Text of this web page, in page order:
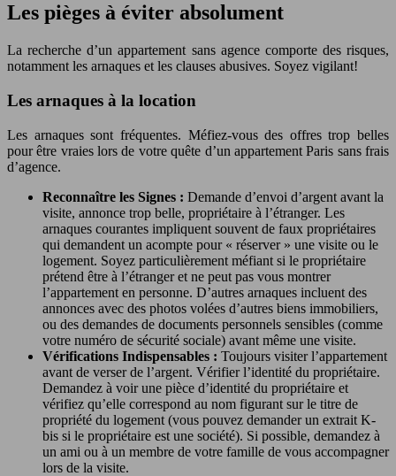
Les pièges à éviter absolument
La recherche d’un appartement sans agence comporte des risques,
notamment les arnaques et les clauses abusives. Soyez vigilant!
Les arnaques à la location
Les arnaques sont fréquentes. Méfiez-vous des offres trop belles
pour être vraies lors de votre quête d’un appartement Paris sans frais
d’agence.
Reconnaître les Signes : Demande d’envoi d’argent avant la
visite, annonce trop belle, propriétaire à l’étranger. Les
arnaques courantes impliquent souvent de faux propriétaires
qui demandent un acompte pour « réserver » une visite ou le
logement. Soyez particulièrement méfiant si le propriétaire
prétend être à l’étranger et ne peut pas vous montrer
l’appartement en personne. D’autres arnaques incluent des
annonces avec des photos volées d’autres biens immobiliers,
ou des demandes de documents personnels sensibles (comme
votre numéro de sécurité sociale) avant même une visite.
Vérifications Indispensables : Toujours visiter l’appartement
avant de verser de l’argent. Vérifier l’identité du propriétaire.
Demandez à voir une pièce d’identité du propriétaire et
vérifiez qu’elle correspond au nom figurant sur le titre de
propriété du logement (vous pouvez demander un extrait K-
bis si le propriétaire est une société). Si possible, demandez à
un ami ou à un membre de votre famille de vous accompagner
lors de la visite.